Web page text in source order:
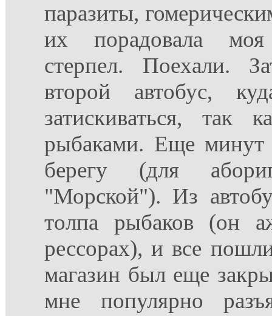
паразиты,
их порадовала
стерпел. Поехали.
второй автобус,
затискиваться,
рыбаками. Еще
берегу (для
"Морской"). Из
толпа рыбаков (он
рессорах), и все
магазин был еще
мне популярно